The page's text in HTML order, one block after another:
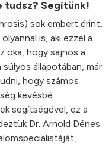
tudsz? Segítünk!
sok embert érint,
is, aki ezzel a
oka, hogy sajnos a
állapotában, már
hogy számos
kevésbé
segítségével, ez a
Dr. Arnold Dénes